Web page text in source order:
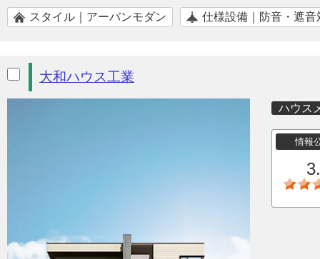
スタイル｜アーバンモダン 仕様設備｜防音・遮音
大和ハウス工業
ハウス
情報